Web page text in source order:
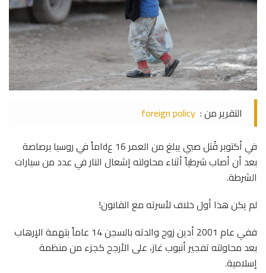
التقرير من : foreign policy
في أكتوبر قُتل صبي يبلغ من العمر 16 عdاماً في روسيا برصاصة
بعد أن أصاب شرطياً أثناء محاولته إشعال النار في عدد من سيارات
الشرطة.
لم يكن هذا أول خلاف لأسرته مع القانون!
ففي عام 2001 أدين زوج والدته بالسجن 14 عاماً بتهمة الإرهاب
بعد محاولته تفجير أنبوب غاز، على الأرجح كجزء من منظمة
إسلامية.